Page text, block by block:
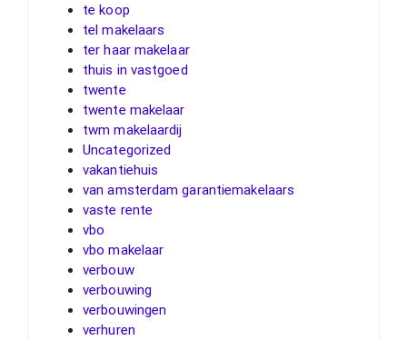
te koop
tel makelaars
ter haar makelaar
thuis in vastgoed
twente
twente makelaar
twm makelaardij
Uncategorized
vakantiehuis
van amsterdam garantiemakelaars
vaste rente
vbo
vbo makelaar
verbouw
verbouwing
verbouwingen
verhuren